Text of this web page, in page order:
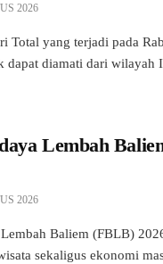
2026
Total yang terjadi pada
dapat diamati dari wilayah
Lembah
2026
Baliem (FBLB)
sekaligus ekonomi